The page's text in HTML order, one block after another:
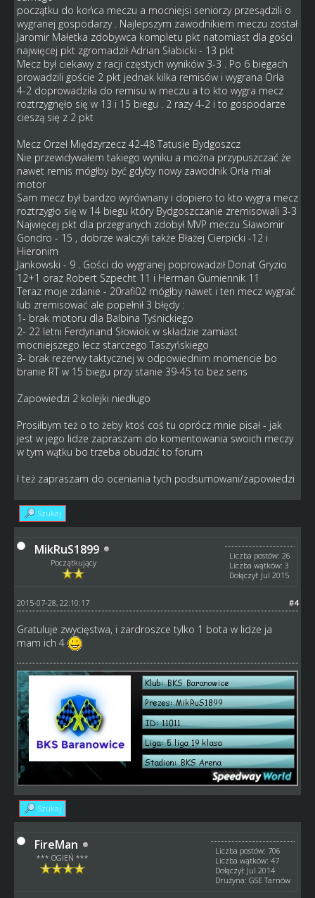
początku do końca meczu a mocniejsi seniorzy przesądzili o
wygranej gospodarzy . Najlepszym zawodnikiem meczu został
Jaromir Małetka zdobywca kompletu pkt natomiast dla gości
najwięcej pkt zgromadził Adrian Słabicki - 13 pkt
Mecz był ciekawy z racji częstych wyników 3-3 . Po 6 biegach
prowadzili goście 2 pkt jednak kilka remisów i wygrana Orła
4-2 doprowadziła do remisu w meczu a to kto wygra mecz
roztrzygnęło się w 13 i 15 biegu . 2 razy 4-2 i to gospodarze
cieszą się z 2 pkt
Mecz Orzeł Międzyrzecz 42-48 Tatusie Bydgoszcz
Nie przewidywałem takiego wyniku a można przypuszczać że
nawet remis mógłby być gdyby nowy zawodnik Orła miał
motor
Sam mecz był bardzo wyrównany i dopiero to kto wygra mecz
roztrzygło się w 14 biegu który Bydgoszczanie zremisowali 3-3
Najwięcej pkt dla przegranych zdobył MVP meczu Sławomir
Gondro - 15 , dobrze walczyli także Błażej Cierpicki -12 i
Hieronim
Jankowski - 9 . Gości do wygranej poprowadził Donat Gryzio
12+1 oraz Robert Szpecht 11 i Herman Gumiennik 11
Teraz moje zdanie - 20rafi02 mógłby nawet i ten mecz wygrać
lub zremisować ale popełnił 3 błędy :
1- brak motoru dla Balbina Tyśnickiego
2- 22 letni Ferdynand Słowiok w składzie zamiast
mocniejszego lecz starczego Taszyńskiego
3- brak rezerwy taktycznej w odpowiednim momencie bo
branie RT w 15 biegu przy stanie 39-45 to bez sens
Zapowiedzi 2 kolejki niedługo
Prosiłbym też o to żeby ktoś coś tu oprócz mnie pisał - jak
jest w jego lidze zapraszam do komentowania swoich meczy
w tym wątku bo trzeba obudzić to forum
I też zapraszam do oceniania tych podsumowani/zapowiedzi
Szukaj
MikRuS1899
Początkujący
Liczba postów: 26
Liczba wątków: 3
Dołączył: Jul 2015
#4
2015-07-28, 22:10:17
Gratuluje zwycięstwa, i zardroszce tylko 1 bota w lidze ja
mam ich 4
Szukaj
FireMan
*** OGIEŃ ***
Liczba postów: 706
Liczba wątków: 47
Dołączył: Jul 2014
Drużyna: GSE Tarnów